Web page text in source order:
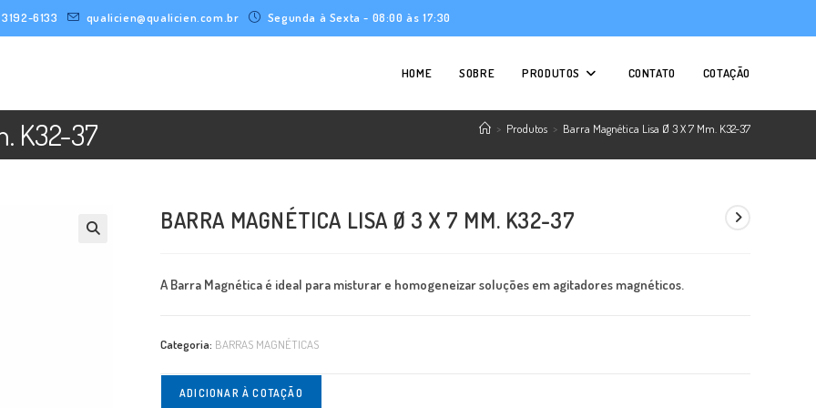
6133 qualicien@qualicien.com.br Segunda à Sexta - 08:00 às 17:30
HOME SOBRE PRODUTOS CONTATO COTAÇÃO
K32-37 > Produtos > Barra Magnética Lisa Ø 3 X 7 Mm. K32-37
BARRA MAGNÉTICA LISA Ø 3 X 7 MM. K32-37
A Barra Magnética é ideal para misturar e homogeneizar soluções em agitadores magnéticos.
Categoria: BARRAS MAGNÉTICAS
ADICIONAR À COTAÇÃO